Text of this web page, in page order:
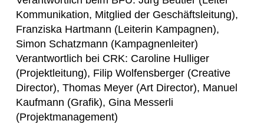
Kommunikation, Mitglied der Geschäftsleitung),
Franziska Hartmann (Leiterin Kampagnen),
Simon Schatzmann (Kampagnenleiter)
Verantwortlich bei CRK: Caroline Hulliger
(Projektleitung), Filip Wolfensberger (Creative
Director), Thomas Meyer (Art Director), Manuel
Kaufmann (Grafik), Gina Messerli
(Projektmanagement)